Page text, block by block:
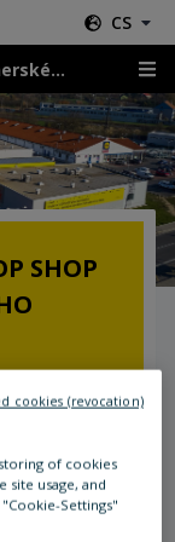
HRADIŠTĚ
CS
STOP SHOP Staré Město u Uherského Hradiště
SHOP
od
po
po
za chvíli.
of cookies
site usage, and
Settings"
cookies (revocation)